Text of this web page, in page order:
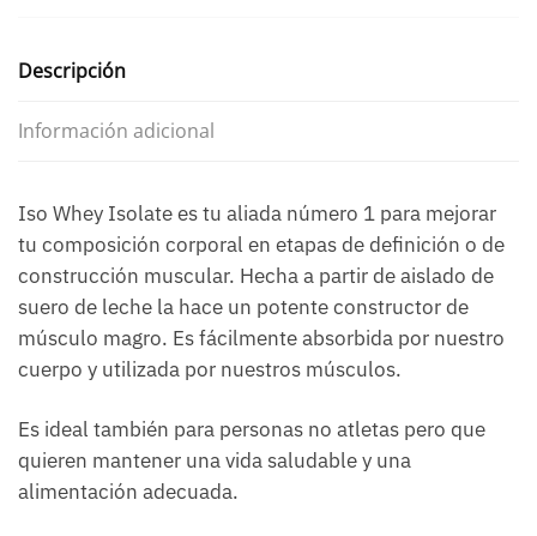
Descripción
Información adicional
Iso Whey Isolate es tu aliada número 1 para mejorar
tu composición corporal en etapas de definición o de
construcción muscular. Hecha a partir de aislado de
suero de leche la hace un potente constructor de
músculo magro. Es fácilmente absorbida por nuestro
cuerpo y utilizada por nuestros músculos.
Es ideal también para personas no atletas pero que
quieren mantener una vida saludable y una
alimentación adecuada.